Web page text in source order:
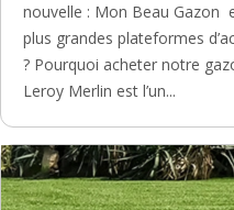
nouvelle : Mon Beau Gazon
plus grandes plateformes
? Pourquoi acheter notre
Leroy Merlin est l’un...